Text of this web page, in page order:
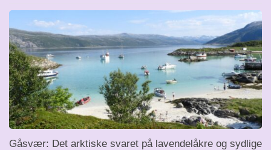
Gåsvær: Det arktiske svaret på lavendelåkre og sydlige